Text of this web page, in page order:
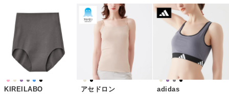
KIREILABO アセドロン adidas